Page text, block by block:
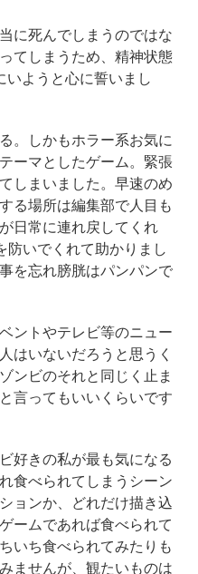
に死んでしまうのではな
てしまうため、精神状態
いようと心に誓いまし
。しかもホラー系お気に
ーマとしたゲーム。緊張
しまいました。早速のめ
る場所は編集部で人目も
日常に連れ戻してくれ
防いでくれて助かりまし
を忘れ膀胱はパンパンで
ントやテレビ等のニュー
はいないだろうと思うく
ンビのそれと同じく止ま
言ってもいいくらいです
好きの私が最も気になる
食べられてしまうシーン
ョンか、どれだけ描き込
ームであれば食べられて
いち食べられてみたりも
ませんが、観たいものは